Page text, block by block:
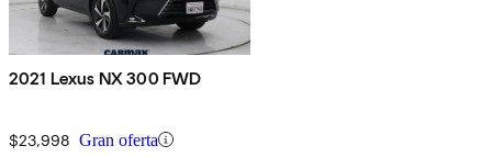
2021 Lexus NX 300 FWD
$23,998 Gran oferta